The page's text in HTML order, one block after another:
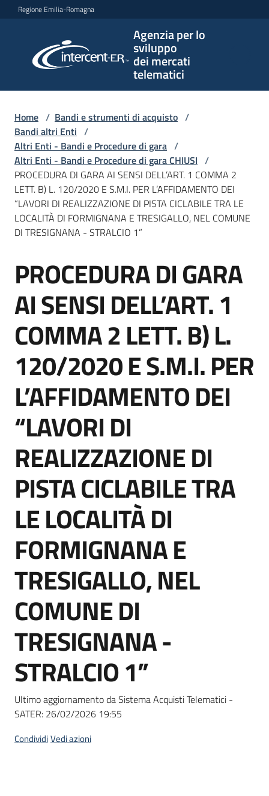
Vai al contenuto
Vai alla navigazione
Vai al footer
Regione Emilia-Romagna
Agenzia per lo
sviluppo
dei mercati
telematici
per lo
sviluppo
telematici
L'Agenzia
Bandi
e
di
acquisto
Supporto
Piattaforme
telematiche
English
site
Seguici
su
Home / Bandi e strumenti di acquisto /
Bandi altri Enti /
Altri Enti - Bandi e Procedure di gara /
Altri Enti - Bandi e Procedure di gara CHIUSI /
PROCEDURA DI GARA AI SENSI DELL’ART. 1 COMMA 2
LETT. B) L. 120/2020 E S.M.I. PER L’AFFIDAMENTO DEI
“LAVORI DI REALIZZAZIONE DI PISTA CICLABILE TRA LE
LOCALITÀ DI FORMIGNANA E TRESIGALLO, NEL COMUNE
DI TRESIGNANA - STRALCIO 1”
Salta al contenuto
PROCEDURA DI GARA
AI SENSI DELL’ART. 1
COMMA 2 LETT. B) L.
120/2020 E S.M.I. PER
L’AFFIDAMENTO DEI
“LAVORI DI
REALIZZAZIONE DI
PISTA CICLABILE TRA
LE LOCALITÀ DI
FORMIGNANA E
TRESIGALLO, NEL
COMUNE DI
TRESIGNANA -
STRALCIO 1”
Ultimo aggiornamento da Sistema Acquisti Telematici -
SATER: 26/02/2026 19:55
CondividiVedi azioni